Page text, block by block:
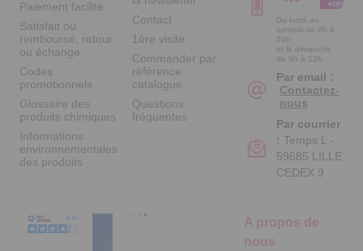
Paiement facilité
Satisfait ou
remboursé, retour
ou échange
Codes
promotionnels
Glossaire des
produits chimiques
Informations
environnementales
des produits
Contact
1ère visite
Commander par
référence
catalogue
Questions
fréquentes
A propos de
nous
appel
Du lundi au
samedi de 8h à
20h
et le dimanche
de 9h à 13h
Par email :
Contactez-
nous
Par courrier
: Temps L -
59685 LILLE
CEDEX 9